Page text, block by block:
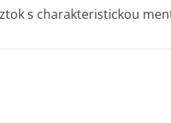
s charakteristickou